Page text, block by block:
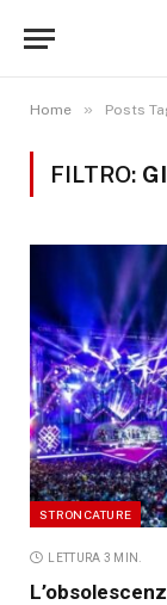
Home » Posts
FILTRO:
STRONCATURE
LETTURA 3 MIN.